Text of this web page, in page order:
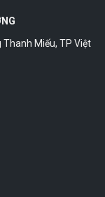
Miếu, TP Việt